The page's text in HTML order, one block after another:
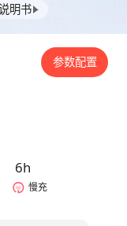
明书
参数配置
6h
慢充